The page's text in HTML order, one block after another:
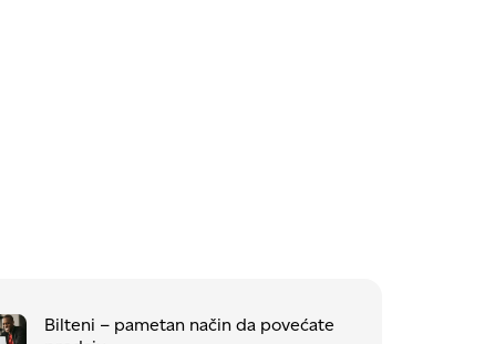
Bilteni – pametan način da povećate